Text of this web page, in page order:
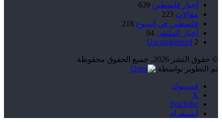
أخبار فلسطين 639
مقالات 223
فلسطين في أسبوع 218
أخبار الملتقى 94
Uncategorized 2
© حقوق النشر 2026، جميع الحقوق محفوظة
تم التطوير بواسطة
فيسبوك
‫X
‫YouTube
انستقرام